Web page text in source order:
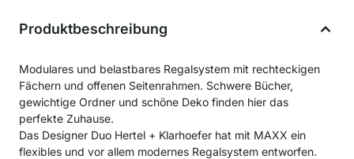
Produktbeschreibung
Modulares und belastbares Regalsystem mit rechteckigen
Fächern und offenen Seitenrahmen. Schwere Bücher,
gewichtige Ordner und schöne Deko finden hier das
perfekte Zuhause.
Das Designer Duo Hertel + Klarhoefer hat mit MAXX ein
flexibles und vor allem modernes Regalsystem entworfen.